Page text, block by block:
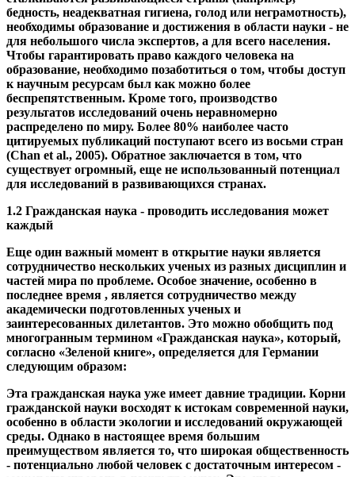
академически подготовленных ученых и
заинтересованных дилетантов. Это можно обобщить под
многогранным термином «Гражданская наука», который,
согласно «Зеленой книге», определяется для Германии
следующим образом:
Эта гражданская наука уже имеет давние традиции. Корни
гражданской науки восходят к истокам современной науки,
особенно в области экологии и исследований окружающей
среды. Однако в настоящее время большим
преимуществом является то, что широкая общественность
- потенциально любой человек с достаточным интересом -
может участвовать в таких проектах. Это стало
которые значительно упрощают обмен информацией.
Прежде всего, здесь следует упомянуть Интернет, но
и универсальные компьютеры) и простое в использовании
программное обеспечение также играют здесь важную
роль. Некоторые научные проекты были бы невозможны
без огромного количества бесплатных работ, которые
предоставляют гражданские ученые (Silvertown, 2009).
Это можно хорошо проиллюстрировать на примере
проекта «Earthwatch». Общественная организация
«Институт Earthwatch» изучает сохранение природы в
связанных с этим, требуется большое количество
добровольцев. Citizen Science позволила исследователям
получить около 13 000 часов работы для вовлеченных
людей за счет 2 300 часов обучения 328 добровольцев, что
более чем в пять раз превышает затраченное время
(Brightsmith et al., 2008).